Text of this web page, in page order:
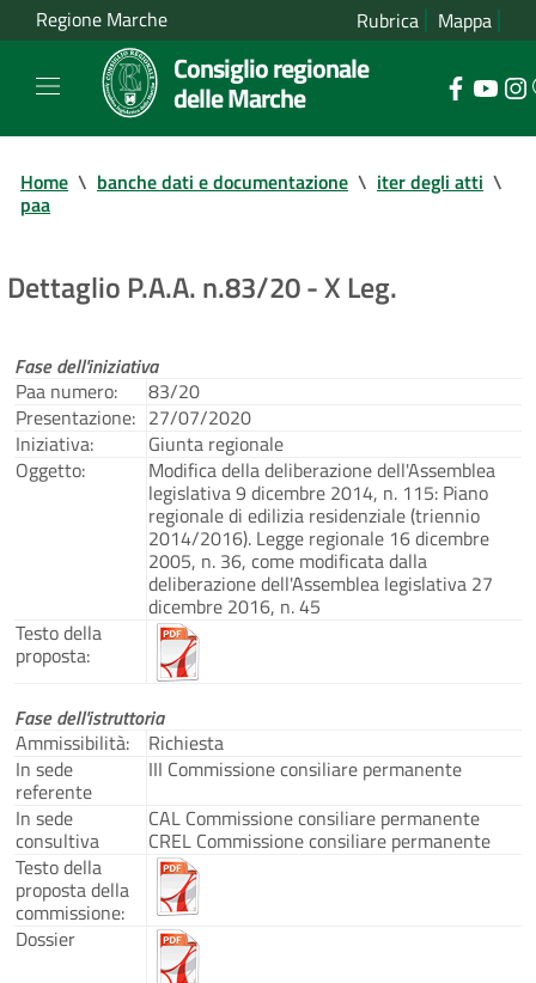
Regione Marche Rubrica Mappa
Consiglio regionale
delle Marche
Home \ banche dati e documentazione \ iter degli atti \
paa
Dettaglio P.A.A. n.83/20 - X Leg.
Fase dell'iniziativa
Paa numero:
83/20
Presentazione: 27/07/2020
Iniziativa:
Giunta regionale
Oggetto:
Modifica della deliberazione dell'Assemblea
legislativa 9 dicembre 2014, n. 115: Piano
regionale di edilizia residenziale (triennio
2014/2016). Legge regionale 16 dicembre
2005, n. 36, come modificata dalla
deliberazione dell'Assemblea legislativa 27
dicembre 2016, n. 45
Testo della
proposta:
Fase dell'istruttoria
Ammissibilità:
Richiesta
In sede
referente
III Commissione consiliare permanente
In sede
consultiva
CAL Commissione consiliare permanente
CREL Commissione consiliare permanente
Testo della
proposta della
commissione:
Dossier